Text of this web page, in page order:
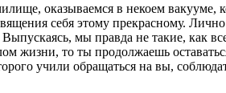
оказываемся в некоем
себя этому прекрасному.
Выпускаясь, мы правда не такие,
жизни, то ты продолжаешь
учили обращаться на вы,